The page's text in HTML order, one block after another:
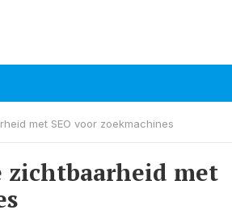
met SEO voor zoekmachines
met